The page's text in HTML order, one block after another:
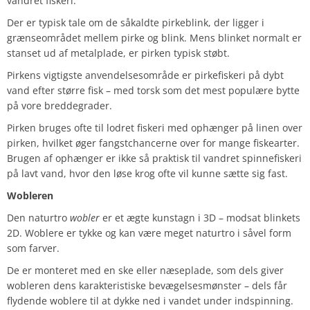
Der er typisk tale om de såkaldte pirkeblink, der ligger i
grænseområdet mellem pirke og blink. Mens blinket normalt er
stanset ud af metalplade, er pirken typisk støbt.
Pirkens vigtigste anvendelsesområde er pirkefiskeri på dybt
vand efter større fisk – med torsk som det mest populære bytte
på vore breddegrader.
Pirken bruges ofte til lodret fiskeri med ophænger på linen over
pirken, hvilket øger fangstchancerne over for mange fiskearter.
Brugen af ophænger er ikke så praktisk til vandret spinnefiskeri
på lavt vand, hvor den løse krog ofte vil kunne sætte sig fast.
Wobleren
Den naturtro wobler er et ægte kunstagn i 3D – modsat blinkets
2D. Woblere er tykke og kan være meget naturtro i såvel form
som farver.
De er monteret med en ske eller næseplade, som dels giver
wobleren dens karakteristiske bevægelsesmønster – dels får
flydende woblere til at dykke ned i vandet under indspinning.